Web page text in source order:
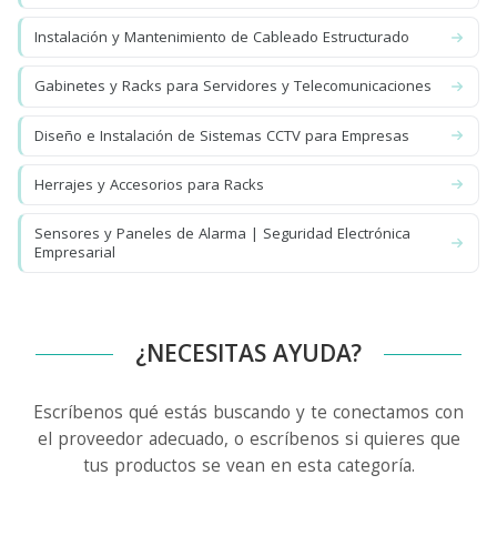
Instalación y Mantenimiento de Cableado Estructurado
Gabinetes y Racks para Servidores y Telecomunicaciones
Diseño e Instalación de Sistemas CCTV para Empresas
Herrajes y Accesorios para Racks
Sensores y Paneles de Alarma | Seguridad Electrónica
Empresarial
¿NECESITAS AYUDA?
Escríbenos qué estás buscando y te conectamos con
el proveedor adecuado, o escríbenos si quieres que
tus productos se vean en esta categoría.